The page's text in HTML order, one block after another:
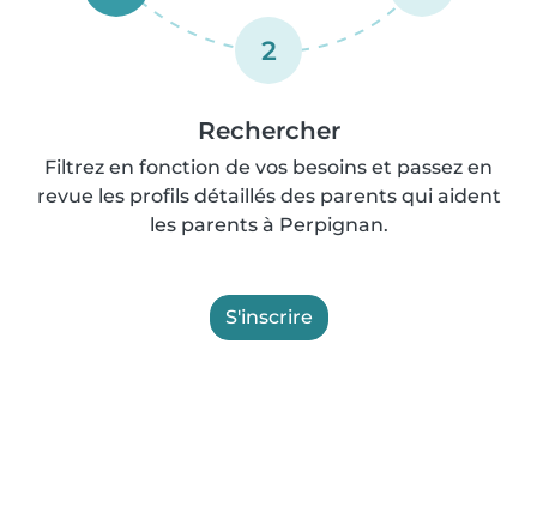
2
Rechercher
Filtrez en fonction de vos besoins et passez en
revue les profils détaillés des parents qui aident
les parents à Perpignan.
S'inscrire